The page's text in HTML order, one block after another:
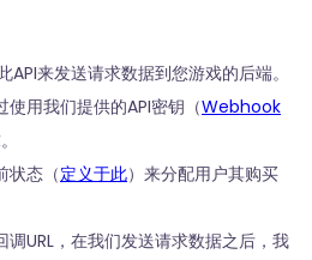
来发送请求数据到您游戏的后端。
用我们提供的API密钥（Webhook
状态（定义于此）来分配用户其购买
URL，在我们发送请求数据之后，我